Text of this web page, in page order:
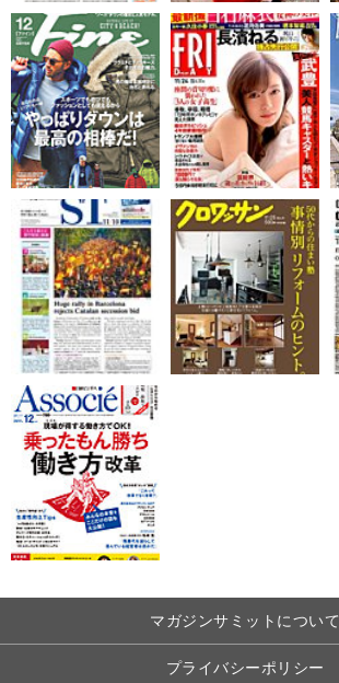
マガジンサミットについて
プライバシーポリシー